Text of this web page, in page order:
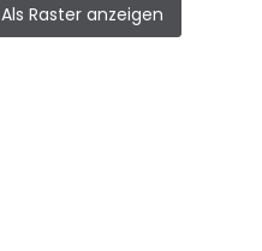
Als Raster anzeigen